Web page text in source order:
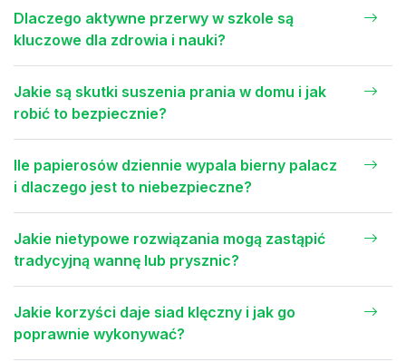
Dlaczego aktywne przerwy w szkole są
kluczowe dla zdrowia i nauki?
Jakie są skutki suszenia prania w domu i jak
robić to bezpiecznie?
Ile papierosów dziennie wypala bierny palacz
i dlaczego jest to niebezpieczne?
Jakie nietypowe rozwiązania mogą zastąpić
tradycyjną wannę lub prysznic?
Jakie korzyści daje siad klęczny i jak go
poprawnie wykonywać?